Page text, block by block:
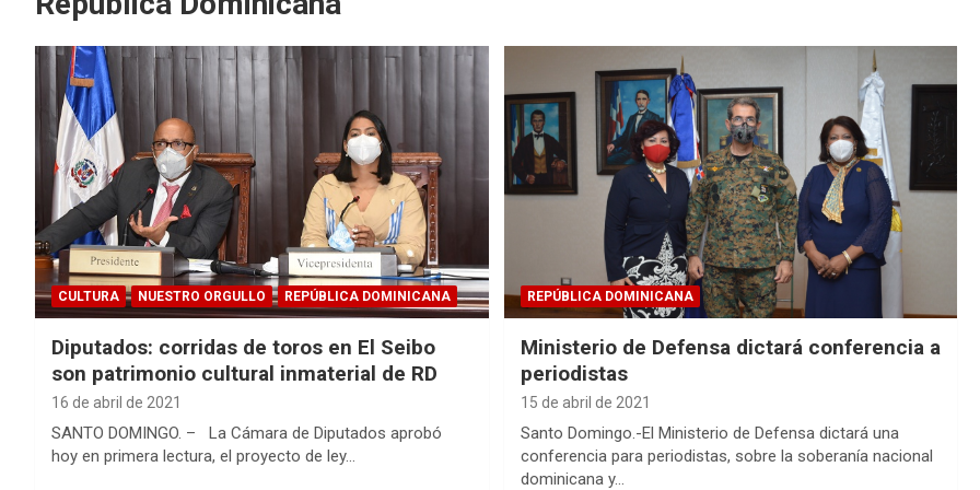
CULTURA NUESTRO ORGULLO REPÚBLICA DOMINICANA
Diputados: corridas de toros en El Seibo
son patrimonio cultural inmaterial de RD
16 de abril de 2021
SANTO DOMINGO. – La Cámara de Diputados aprobó
hoy en primera lectura, el proyecto de ley…
REPÚBLICA DOMINICANA
Ministerio de Defensa dictará conferencia a
periodistas
15 de abril de 2021
Santo Domingo.-El Ministerio de Defensa dictará una
conferencia para periodistas, sobre la soberanía nacional
dominicana y…